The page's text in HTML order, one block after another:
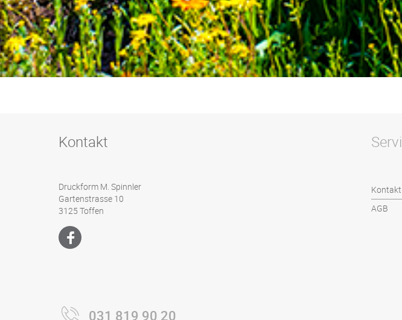
Kontakt
Druckform M. Spinnler
Gartenstrasse 10
3125 Toffen
031 819 90 20
Kontakt
AGB